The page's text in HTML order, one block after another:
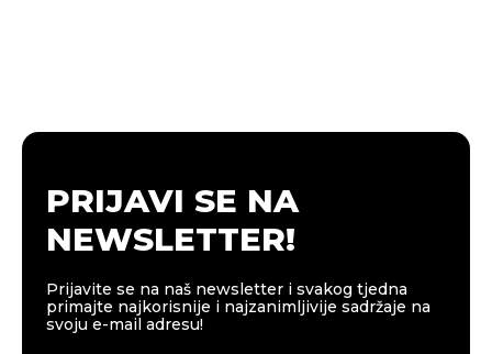
PRIJAVI SE NA
NEWSLETTER!
Prijavite se na naš newsletter i svakog tjedna
primajte najkorisnije i najzanimljivije sadržaje na
svoju e-mail adresu!